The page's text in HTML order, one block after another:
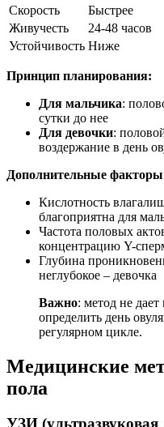
Скорость
Быстрее
Живучесть
24-48 часов
Устойчивость Ниже
Принцип планирования:
Для мальчика:
сутки до нее
Для девочки:
воздержание в день
Дополнительные
Кислотность
благоприятна для
Частота половых
концентрацию Y-
Глубина
неглубокое – девочка
Важно: метод не дает
определить день
регулярном цикле.
Медицинские
пола